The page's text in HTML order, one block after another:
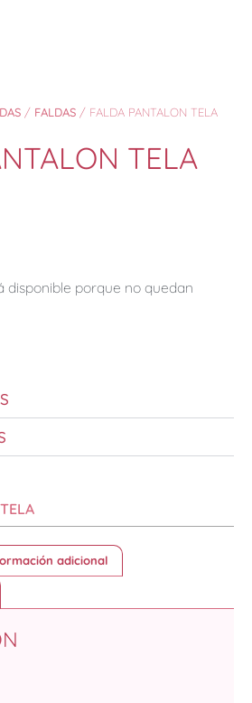
/ FALDAS / FALDA PANTALON TELA
TELA
disponible porque no quedan
adicional